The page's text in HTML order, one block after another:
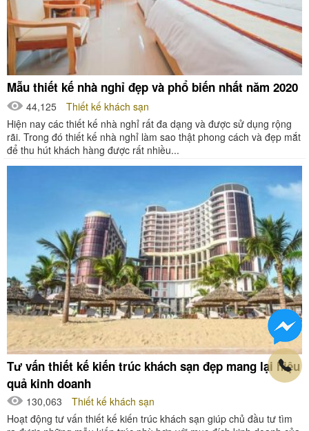
Mẫu thiết kế nhà nghỉ đẹp và phổ biến nhất năm 2020
44,125
Thiết kế khách sạn
Hiện nay các thiết kế nhà nghỉ rất đa dạng và được sử dụng rộng
rãi. Trong đó thiết kế nhà nghỉ làm sao thật phong cách và đẹp mắt
để thu hút khách hàng được rất nhiều...
Tư vấn thiết kế kiến trúc khách sạn đẹp mang lại hiệu
quả kinh doanh
130,063
Thiết kế khách sạn
Hoạt động tư vấn thiết kế kiến trúc khách sạn giúp chủ đầu tư tìm